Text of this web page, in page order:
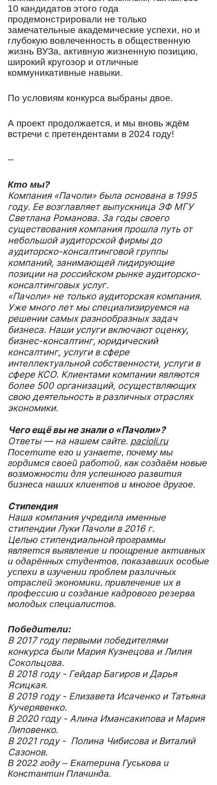
10 кандидатов этого года
продемонстрировали не только
замечательные академические успехи, но и
глубокую вовлеченность в общественную
жизнь ВУЗа, активную жизненную позицию,
широкий кругозор и отличные
коммуникативные навыки.
По условиям конкурса выбраны двое.
А проект продолжается, и мы вновь ждём
встречи с претендентами в 2024 году!
--
Кто мы?
Компания «Пачоли» была основана в 1995
году. Ее возглавляет выпускница ЭФ МГУ
Светлана Романова. За годы своего
существования компания прошла путь от
небольшой аудиторской фирмы до
аудиторско-консалтинговой группы
компаний, занимающей лидирующие
позиции на российском рынке аудиторско-
консалтинговых услуг.
«Пачоли» не только аудиторская компания.
Уже много лет мы специализируемся на
решении самых разнообразных задач
бизнеса. Наши услуги включают оценку,
бизнес-консалтинг, юридический
консалтинг, услуги в сфере
интеллектуальной собственности, услуги в
сфере КСО. Клиентами компании являются
более 500 организаций, осуществляющих
свою деятельность в различных отраслях
экономики.
Чего ещё вы не знали о «Пачоли»?
Ответы — на нашем сайте. pacioli.ru
Посетите его и узнаете, почему мы
гордимся своей работой, как создаём новые
возможности для успешного развития
бизнеса наших клиентов и многое другое.
Стипендия
Наша компания учредила именные
стипендии Луки Пачоли в 2016 г.
Целью стипендиальной программы
является выявление и поощрение активных
и одарённых студентов, показавших особые
успехи в изучении проблем различных
отраслей экономики, привлечение их в
профессию и создание кадрового резерва
молодых специалистов.
Победители:
В 2017 году первыми победителями
конкурса были Мария Кузнецова и Лилия
Сокольцова.
В 2018 году - Гейдар Багиров и Дарья
Ясицкая.
В 2019 году - Елизавета Исаченко и Татьяна
Кучерявенко.
В 2020 году - Алина Имансакипова и Мария
Липовенко.
В 2021 году - Полина Чибисова и Виталий
Сазонов.
В 2022 году – Екатерина Гуськова и
Константин Плачинда.